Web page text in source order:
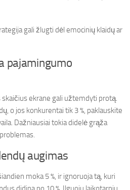
gali žlugti dėl emocinių klaidų ar
pajamingumo
skaičius ekrane gali užtemdyti protą.
o jos konkurentai tik 3 %, paklauskite
Dažniausiai tokia didelė grąža
augimas
moka 5 %, ir ignoruoja tą, kuri